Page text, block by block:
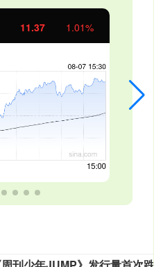
11.37 1.01%